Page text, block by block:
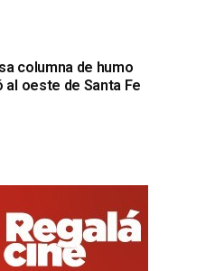
columna de humo
al oeste de Santa Fe